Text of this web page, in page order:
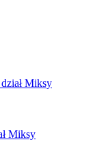
Miksy
Miksy